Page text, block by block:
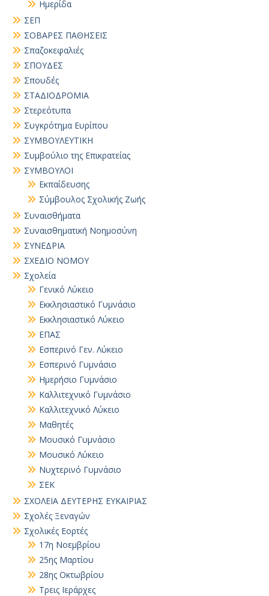
Ημερίδα
ΣΕΠ
ΣΟΒΑΡΕΣ ΠΑΘΗΣΕΙΣ
Σπαζοκεφαλιές
ΣΠΟΥΔΕΣ
Σπουδές
ΣΤΑΔΙΟΔΡΟΜΙΑ
Στερεότυπα
Συγκρότημα Ευρίπου
ΣΥΜΒΟΥΛΕΥΤΙΚΗ
Συμβούλιο της Επικρατείας
ΣΥΜΒΟΥΛΟΙ
Εκπαίδευσης
Σύμβουλος Σχολικής Ζωής
Συναισθήματα
Συναισθηματική Νοημοσύνη
ΣΥΝΕΔΡΙΑ
ΣΧΕΔΙΟ ΝΟΜΟΥ
Σχολεία
Γενικό Λύκειο
Εκκλησιαστικό Γυμνάσιο
Εκκλησιαστικό Λύκειο
ΕΠΑΣ
Εσπερινό Γεν. Λύκειο
Εσπερινό Γυμνάσιο
Ημερήσιο Γυμνάσιο
Καλλιτεχνικό Γυμνάσιο
Καλλιτεχνικό Λύκειο
Μαθητές
Μουσικό Γυμνάσιο
Μουσικό Λύκειο
Νυχτερινό Γυμνάσιο
ΣΕΚ
ΣΧΟΛΕΙΑ ΔΕΥΤΕΡΗΣ ΕΥΚΑΙΡΙΑΣ
Σχολές Ξεναγών
Σχολικές Εορτές
17η Νοεμβρίου
25ης Μαρτίου
28ης Οκτωβρίου
Τρεις Ιεράρχες